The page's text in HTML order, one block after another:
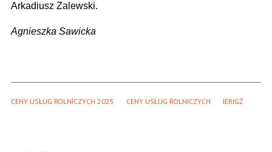
Arkadiusz Zalewski.
Agnieszka Sawicka
CENY USŁUG ROLNICZYCH 2025 CENY USŁUG ROLNICZYCH IERIGŻ